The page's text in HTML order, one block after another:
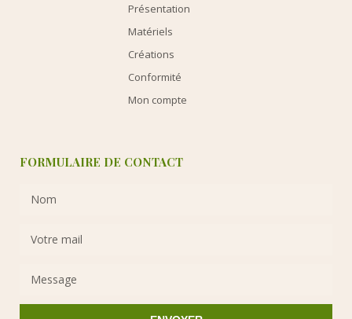
Présentation
Matériels
Créations
Conformité
Mon compte
FORMULAIRE DE CONTACT